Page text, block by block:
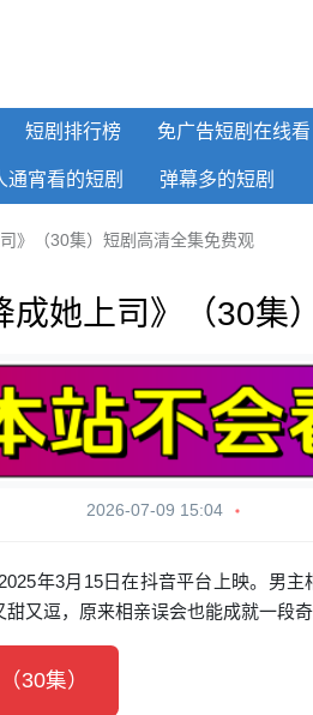
短剧排行榜 免广告短剧在线看
通宵看的短剧 弹幕多的短剧
》（30集）短剧高清全集免费观
成她上司》（30集
2026-07-09 15:04
年3月15日在抖音平台上映。男
又逗，原来相亲误会也能成就一段奇
30集）